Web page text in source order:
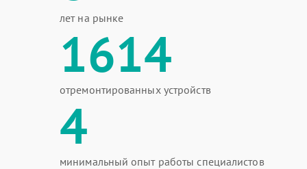
лет на рынке
1614
отремонтированных устройств
4
минимальный опыт работы специалистов